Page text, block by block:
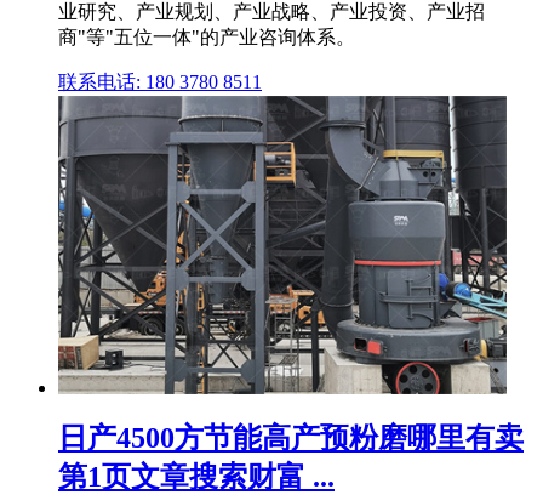
业研究、产业规划、产业战略、产业投资、产业招
商"等"五位一体"的产业咨询体系。
联系电话: 180 3780 8511
日产4500方节能高产预粉磨哪里有卖
第1页文章搜索财富 ...